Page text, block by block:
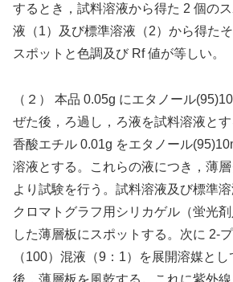
するとき，試料溶液から得た 2 個の
液（1）及び標準溶液（2）から得た
スポットと色調及び Rf 値が等しい。
（２） 本品 0.05g にエタノール
ぜた後，ろ過し，ろ液を試料溶液と
香酸エチル 0.01g をエタノール
溶液とする。これらの液につき，薄
より試験を行う。試料溶液及び標準
クロマトグラフ用シリカゲル（蛍光
した薄層板にスポットする。次に 2-
（100）混液（9：1）を展開溶媒と
後，薄層板を風乾する。これに紫外線